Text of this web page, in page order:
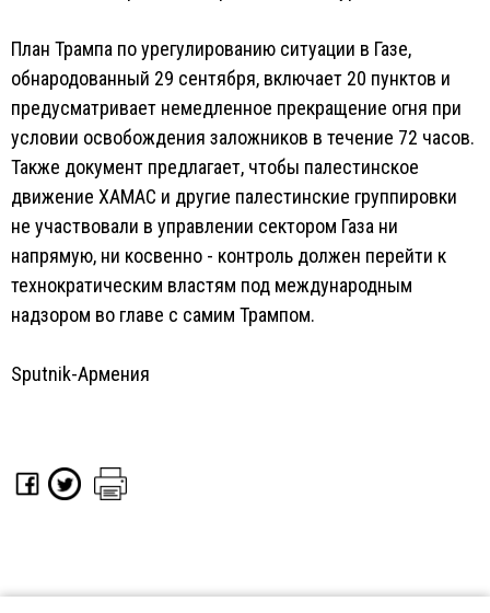
План Трампа по урегулированию ситуации в Газе,
обнародованный 29 сентября, включает 20 пунктов и
предусматривает немедленное прекращение огня при
условии освобождения заложников в течение 72 часов.
Также документ предлагает, чтобы палестинское
движение ХАМАС и другие палестинские группировки
не участвовали в управлении сектором Газа ни
напрямую, ни косвенно - контроль должен перейти к
технократическим властям под международным
надзором во главе с самим Трампом.
Sputnik-Армения